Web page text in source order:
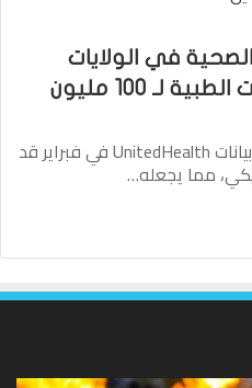
الصحية في الولايات
المتحدة يكشف السجلات الطبية لـ 100 مليون
أكد تحديث جديد مذهل أن خرق بيانات UnitedHealth في فبراير قد